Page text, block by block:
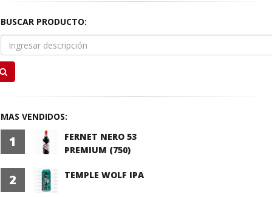
BUSCAR PRODUCTO:
MAS VENDIDOS:
1
FERNET NERO 53
PREMIUM (750)
2 TEMPLE WOLF IPA